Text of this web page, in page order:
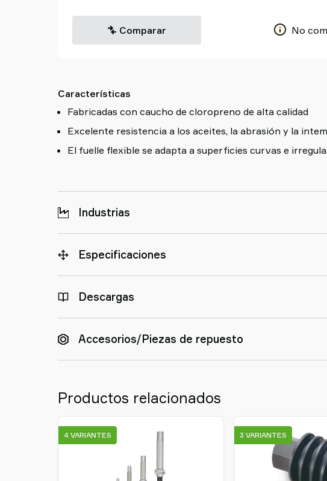
Comparar No
Características
Fabricadas con caucho de cloropreno de alta calidad
Excelente resistencia a los aceites, la abrasión y la
El fuelle flexible se adapta a superficies curvas e
Industrias
Especificaciones
Descargas
Accesorios/Piezas de repuesto
Productos relacionados
4 VARIANTES 3 VARIANTES